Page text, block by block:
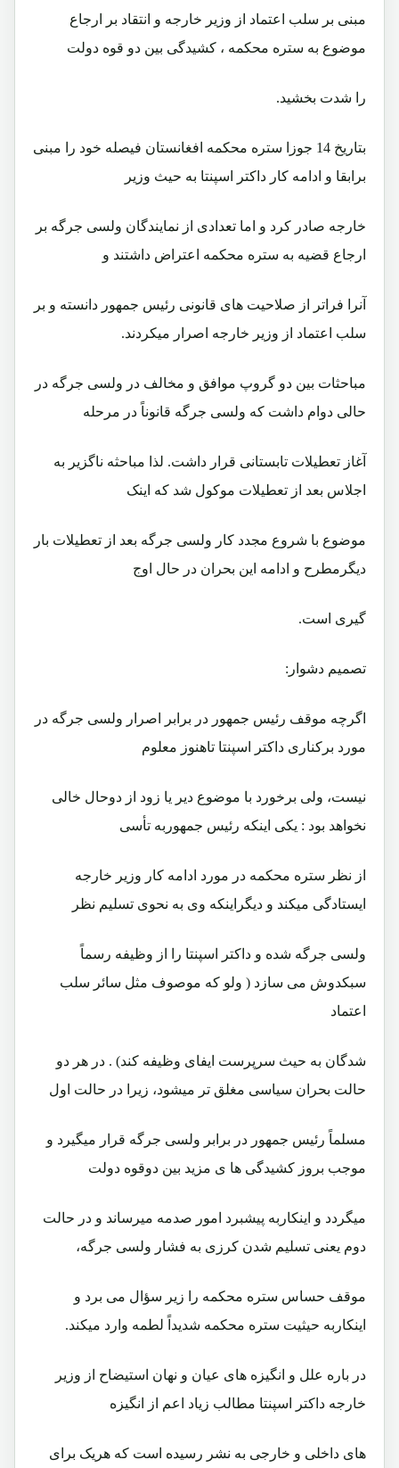
مبنی بر سلب اعتماد از وزير خارجه و انتقاد بر ارجاع
موضوع به ستره محکمه ، کشيدگی بين دو قوه دولت
را شدت بخشيد.
بتاريخ 14 جوزا ستره محکمه افغانستان فيصله خود را مبنی
برابقا و ادامه کار داکتر اسپنتا به حيث وزير
خارجه صادر کرد و اما تعدادی از نمايندگان ولسی جرگه بر
ارجاع قضيه به ستره محکمه اعتراض داشتند و
آنرا فراتر از صلاحيت های قانونی رئيس جمهور دانسته و بر
سلب اعتماد از وزير خارجه اصرار ميکردند.
مباحثات بين دو گروپ موافق و مخالف در ولسی جرگه در
حالی دوام داشت که ولسی جرگه قانوناً در مرحله
آغاز تعطيلات تابستانی قرار داشت. لذا مباحثه ناگزير به
اجلاس بعد از تعطيلات موکول شد که اينک
موضوع با شروع مجدد کار ولسی جرگه بعد از تعطيلات بار
ديگرمطرح و ادامه اين بحران در حال اوج
گيری است.
تصميم دشوار:
اگرچه موقف رئيس جمهور در برابر اصرار ولسی جرگه در
مورد برکناری داکتر اسپنتا تاهنوز معلوم
نيست، ولی برخورد با موضوع دير يا زود از دوحال خالی
نخواهد بود : يکی اينکه رئيس جمهوربه تأسی
از نظر ستره محکمه در مورد ادامه کار وزير خارجه
ايستادگی ميکند و ديگراينکه وی به نحوی تسليم نظر
ولسی جرگه شده و داکتر اسپنتا را از وظيفه رسماً
سبکدوش می سازد ( ولو که موصوف مثل سائر سلب
اعتماد
شدگان به حيث سرپرست ايفای وظيفه کند) . در هر دو
حالت بحران سياسی مغلق تر ميشود، زيرا در حالت اول
مسلماً رئيس جمهور در برابر ولسی جرگه قرار ميگيرد و
موجب بروز کشيدگی ها ی مزيد بين دوقوه دولت
ميگردد و اينکاربه پيشبرد امور صدمه ميرساند و در حالت
دوم يعنی تسليم شدن کرزی به فشار ولسی جرگه،
موقف حساس ستره محکمه را زير سؤال می برد و
اينکاربه حيثيت ستره محکمه شديداً لطمه وارد ميکند.
در باره علل و انگيزه های عيان و نهان استيضاح از وزير
خارجه داکتر اسپنتا مطالب زياد اعم از انگيزه
های داخلی و خارجی به نشر رسيده است که هريک برای